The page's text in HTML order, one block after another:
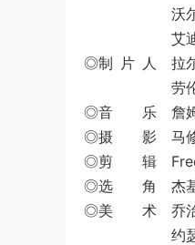
沃尔特·
艾迪·墨
◎制 片 人 拉尔
劳伦斯·戈
◎音 乐 詹姆
◎摄 影 马修·
◎剪 辑
◎选 角 杰基•
◎美 术 乔治
约瑟夫·C·